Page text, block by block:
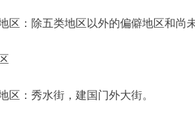
：除五类地区以外的偏僻地区和尚
：秀水街，建国门外大街。